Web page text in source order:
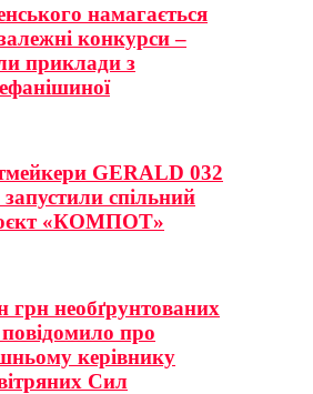
намагається
конкурси –
приклади з
GERALD 032
спільний
«КОМПОТ»
необґрунтованих
про
керівнику
Сил